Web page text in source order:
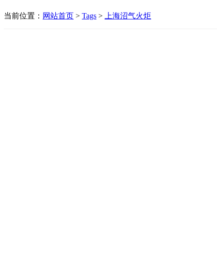
当前位置： 网站首页 > Tags > 上海沼气火炬